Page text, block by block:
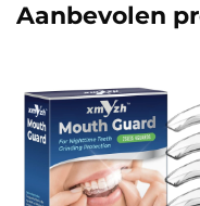
Aanbevolen